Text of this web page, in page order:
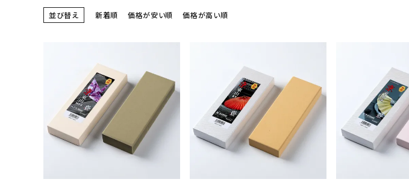
並び替え 新着順 価格が安い順 価格が高い順